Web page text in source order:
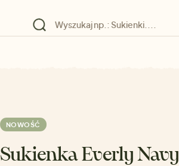
NOWOŚĆ
Sukienka Everly Navy